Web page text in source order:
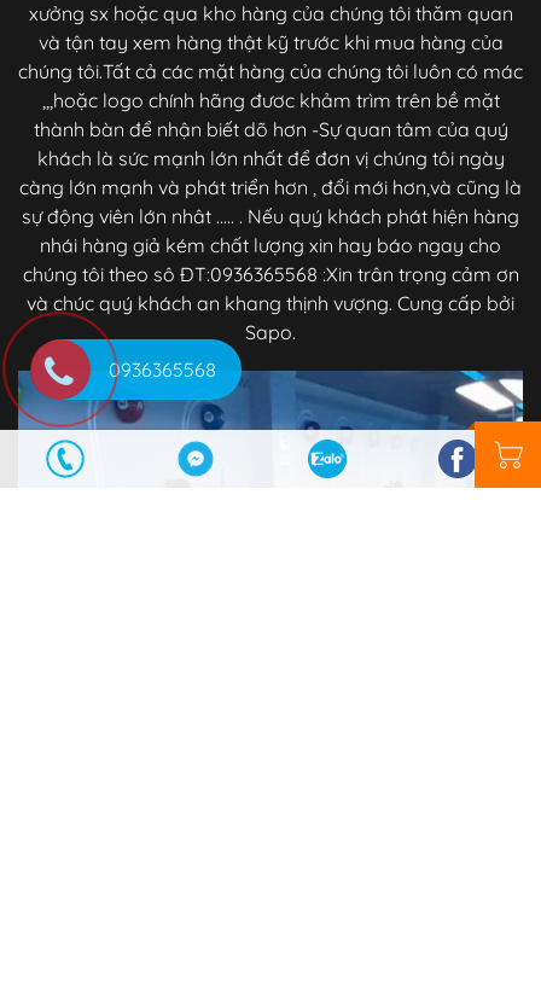
xưởng sx hoặc qua kho hàng của chúng tôi thăm quan
và tận tay xem hàng thật kỹ trước khi mua hàng của
chúng tôi.Tất cả các mặt hàng của chúng tôi luôn có mác
,,,hoặc logo chính hãng đươc khảm trìm trên bề mặt
thành bàn để nhận biết dõ hơn -Sự quan tâm của quý
khách là sức mạnh lớn nhất để đơn vị chúng tôi ngày
càng lớn mạnh và phát triển hơn , đổi mới hơn,và cũng là
sự động viên lớn nhât ..... . Nếu quý khách phát hiện hàng
nhái hàng giả kém chất lượng xin hay báo ngay cho
chúng tôi theo sô ĐT:0936365568 :Xin trân trọng cảm ơn
và chúc quý khách an khang thịnh vượng. Cung cấp bởi
Sapo.
0936365568